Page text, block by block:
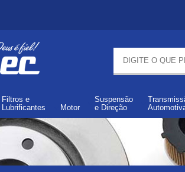
Filtros e
Lubrificantes
Motor
Suspensão
e Direção